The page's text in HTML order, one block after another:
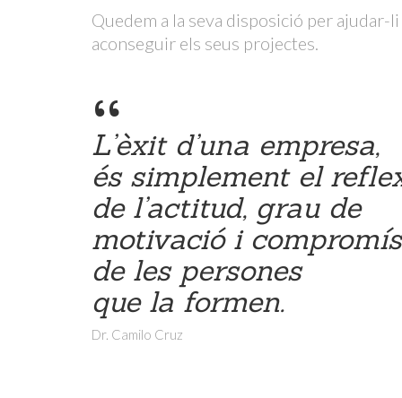
Quedem a la seva disposició per ajudar-li
aconseguir els seus projectes.
“
L’èxit d’una empresa,
és simplement el
de l’actitud, grau de
motivació i compromís
de les persones
que la formen.
Dr. Camilo Cruz